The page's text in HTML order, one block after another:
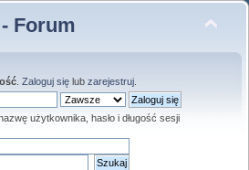
Forum
. Zaloguj sięlub zarejestruj.
użytkownika, hasło i długość sesji